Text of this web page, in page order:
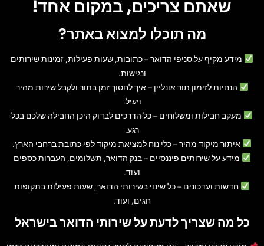
שאתם צריכים, במקום אחד!
מה תוכלו למצוא באתר?
מידע מקיף על סניפי הדואר– כתובות, שעות פעילות, זמינות שירותים
ונגישות.
הנחיות לזימון תור אונליין – איך לחסוך זמן בתור ולקבל שירות מהיר
ויעיל.
מעקב חבילות ומשלוחים – כל הדרכים לבדוק היכן החבילה שלכם בכל
רגע.
איתור מיקוד מהיר– כלי נוח למציאת מיקוד לפי כתובת ברחבי הארץ.
מידע על שירותים פיננסיים – בנק הדואר, תשלומים, העברות כספים
ועוד.
חדשות ועדכונים – כל שינוי בשירותי הדואר, שעות פעילות בתקופות
חגים, ועוד.
כל מה שצריך לדעת על שירותי הדואר בישראל